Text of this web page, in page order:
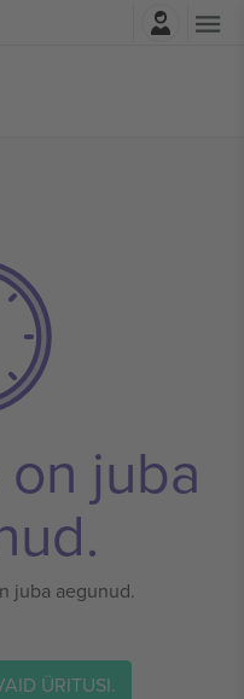
juba
juba aegunud.
ÜRITUSI.